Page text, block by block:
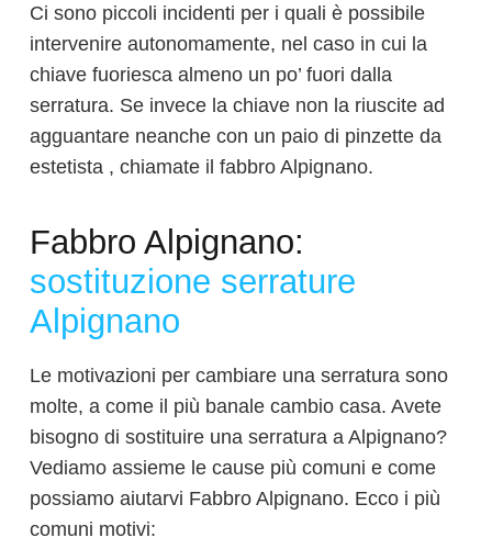
Ci sono piccoli incidenti per i quali è possibile
intervenire autonomamente, nel caso in cui la
chiave fuoriesca almeno un po’ fuori dalla
serratura. Se invece la chiave non la riuscite ad
agguantare neanche con un paio di pinzette da
estetista , chiamate il fabbro Alpignano.
Fabbro Alpignano:
sostituzione serrature
Alpignano
Le motivazioni per cambiare una serratura sono
molte, a come il più banale cambio casa. Avete
bisogno di sostituire una serratura a Alpignano?
Vediamo assieme le cause più comuni e come
possiamo aiutarvi Fabbro Alpignano. Ecco i più
comuni motivi: